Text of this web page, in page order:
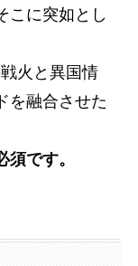
に突如とし
火と異国情
を融合させた
です。